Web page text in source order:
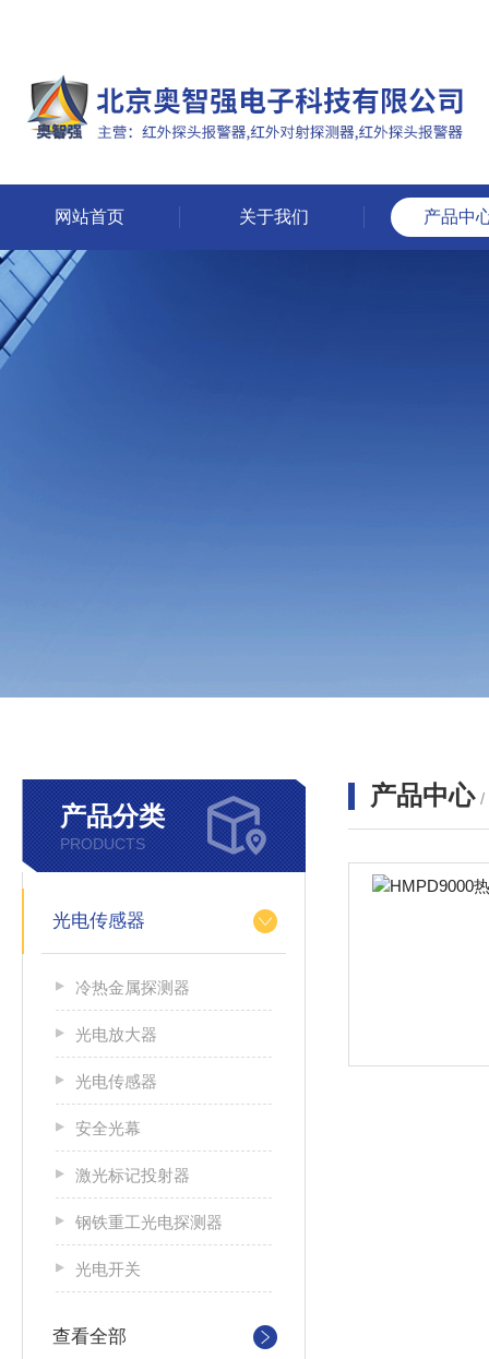
网站首页 关于我们 产品中
产品分类
PRODUCTS
光电传感器
冷热金属探测器
光电放大器
光电传感器
安全光幕
激光标记投射器
钢铁重工光电探测器
光电开关
查看全部
产品中心 /